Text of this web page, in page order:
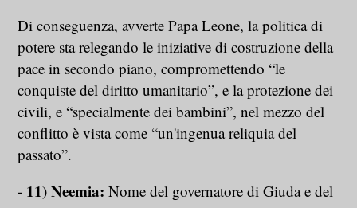
Di conseguenza, avverte Papa Leone, la politica di
potere sta relegando le iniziative di costruzione della
pace in secondo piano, compromettendo “le
conquiste del diritto umanitario”, e la protezione dei
civili, e “specialmente dei bambini”, nel mezzo del
conflitto è vista come “un'ingenua reliquia del
passato”.
- 11) Neemia: Nome del governatore di Giuda e del